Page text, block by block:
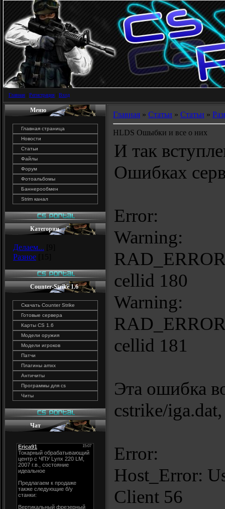
Главная Регистрация Вход
Меню
Главная страница
Новости
Статьи
Файлы
Форум
Фотоальбомы
Баннерообмен
Strim канал
Категории
Делаем...
Разное
Counter-Strike 1.6
Скачать Counter Strike
Готовые сервера
Карты CS 1.6
Модели оружия
Модели игроков
Патчи
Плагины amxx
Античиты
Программы для cs
Читы
Чат
Главная » Статьи » Статьи »
HLDS Ошыбки и все о них
И так
Ошибках
Error:
Warning:
cellid 180
Warning:
cellid 181
Эта ошибка
cstrike/
Error:
Host_Error:
Client 56